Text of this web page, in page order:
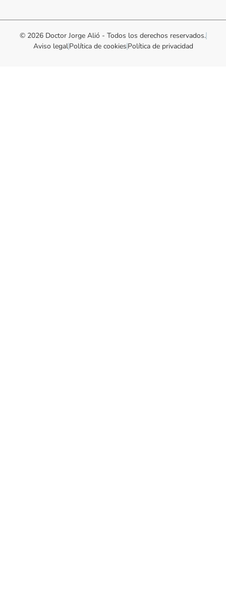
© 2026 Doctor Jorge Alió - Todos los derechos reservados.
Aviso legalPolítica de cookies Política de privacidad